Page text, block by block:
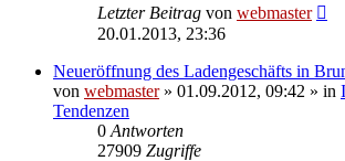
Letzter Beitrag von webmaster
20.01.2013, 23:36
Neueröffnung des Ladengeschäfts in
von webmaster» 01.09.2012, 09:42 » in
Tendenzen
0 Antworten
27909 Zugriffe